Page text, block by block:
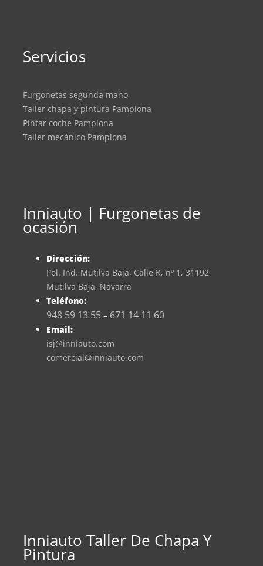
Servicios
Furgonetas segunda mano
Taller chapa y pintura Pamplona
Pintar coche Pamplona
Taller mecánico Pamplona
Inniauto | Furgonetas de
ocasión
Dirección:
Pol. Ind. Mutilva Baja, Calle K, nº 1, 31192
Mutilva Baja, Navarra
Teléfono:
948 59 13 55 – 671 14 11 60
Email:
isj@inniauto.com
comercial@inniauto.com
Inniauto Taller De Chapa Y
Pintura